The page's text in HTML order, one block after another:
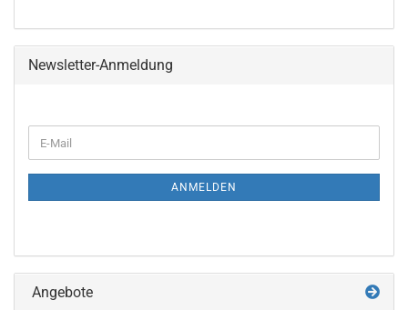
Newsletter-Anmeldung
ZUR
E-
Mail
ANMELDEN
Angebote